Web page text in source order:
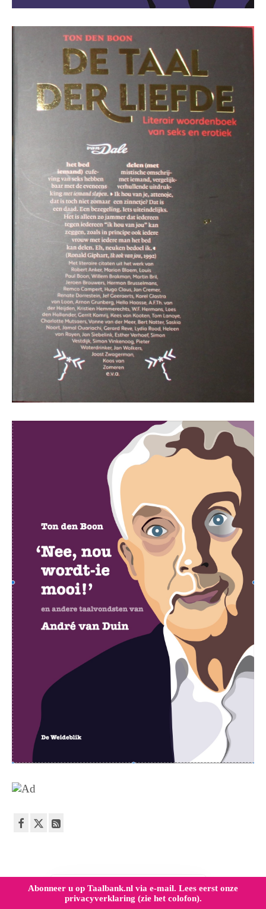
Abonneer u op Taalbank.nl via e-mail. Lees eerst onze
privacyverklaring (zie het colofon).